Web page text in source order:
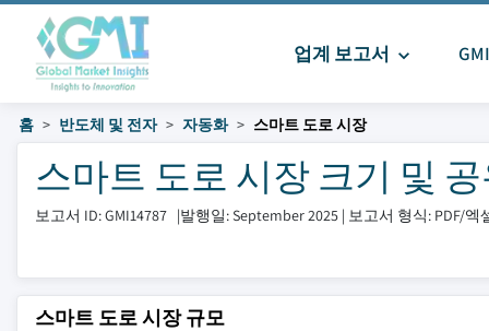
업계 보고서
홈 반도체 및 전자 자동화 스마트 도로 시장
스마트 도로 시장 크기 및 공
보고서 ID: GMI14787 |발행일: September 2025 | 보고서 형식: PDF/
스마트 도로 시장 규모